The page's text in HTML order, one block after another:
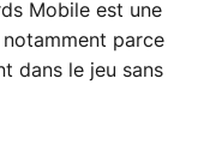
Mobile est une
parce
dans le jeu sans